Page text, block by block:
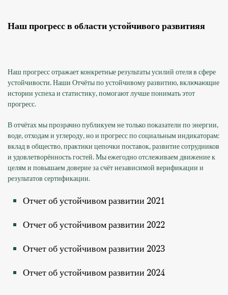
Наш прогресс в области устойчивого развитияя
Наш прогресс отражает конкретные результаты усилий отеля в сфере
устойчивости. Наши Отчёты по устойчивому развитию, включающие
истории успеха и статистику, помогают лучше понимать этот
прогресс.
В отчётах мы прозрачно публикуем не только показатели по энергии,
воде, отходам и углероду, но и прогресс по социальным индикаторам:
вклад в общество, практики цепочки поставок, развитие сотрудников
и удовлетворённость гостей. Мы ежегодно отслеживаем движение к
целям и повышаем доверие за счёт независимой верификации и
результатов сертификации.
Отчет об устойчивом развитии 2021
Отчет об устойчивом развитии 2022
Отчет об устойчивом развитии 2023
Отчет об устойчивом развитии 2024